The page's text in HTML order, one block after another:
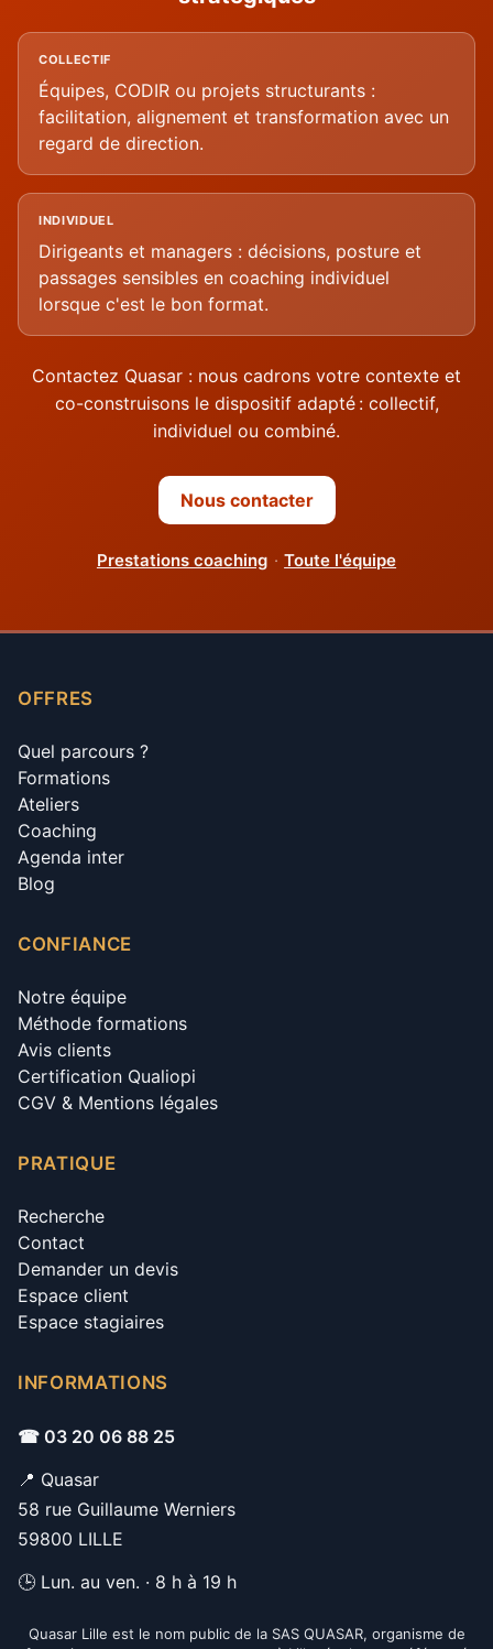
COLLECTIF
Équipes, CODIR ou projets structurants :
facilitation, alignement et transformation avec un
regard de direction.
INDIVIDUEL
Dirigeants et managers : décisions, posture et
passages sensibles en coaching individuel
lorsque c'est le bon format.
Contactez Quasar : nous cadrons votre contexte et
co-construisons le dispositif adapté : collectif,
individuel ou combiné.
Nous contacter
Prestations coaching · Toute l'équipe
OFFRES
Quel parcours ?
Formations
Ateliers
Coaching
Agenda inter
Blog
CONFIANCE
Notre équipe
Méthode formations
Avis clients
Certification Qualiopi
CGV & Mentions légales
PRATIQUE
Recherche
Contact
Demander un devis
Espace client
Espace stagiaires
INFORMATIONS
☎ 03 20 06 88 25
📍 Quasar
58 rue Guillaume Werniers
59800 LILLE
🕒 Lun. au ven. · 8 h à 19 h
Quasar Lille est le nom public de la SAS QUASAR, organisme de